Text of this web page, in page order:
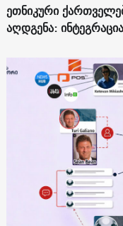
ეთნიკური
აღდგენა: